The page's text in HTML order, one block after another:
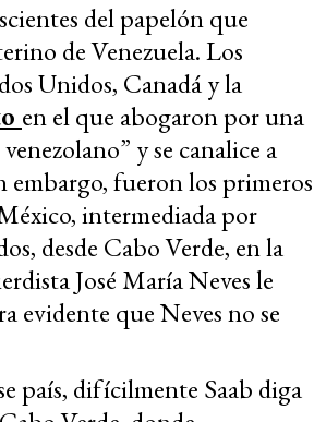
del papelón que
de Venezuela. Los
Unidos, Canadá y la
en el que abogaron por una
y se canalice a
embargo, fueron los primeros
intermediada por
desde Cabo Verde, en la
José María Neves le
evidente que Neves no se
país, difícilmente Saab diga